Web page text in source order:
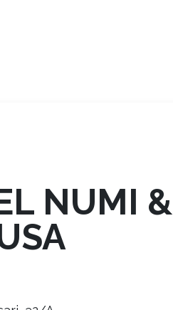
NUMI &